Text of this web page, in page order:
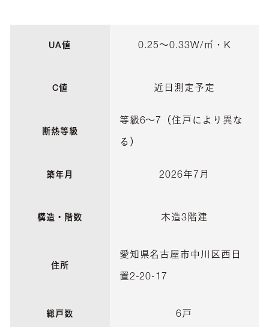
UA値 0.25〜0.33W/㎡・K
C値 近日測定予定
断熱等級
等級6〜7（住戸により異な
る）
築年月 2026年7月
構造・階数 木造3階建
住所
愛知県名古屋市中川区西日
置2-20-17
総戸数 6戸